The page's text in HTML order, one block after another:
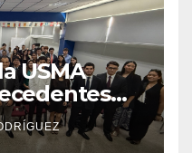
USMA
junto a